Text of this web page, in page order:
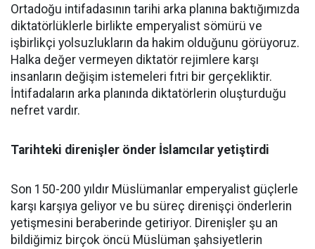
Ortadoğu intifadasının tarihi arka planına baktığımızda
diktatörlüklerle birlikte emperyalist sömürü ve
işbirlikçi yolsuzlukların da hakim olduğunu görüyoruz.
Halka değer vermeyen diktatör rejimlere karşı
insanların değişim istemeleri fıtri bir gerçekliktir.
İntifadaların arka planında diktatörlerin oluşturduğu
nefret vardır.
Tarihteki direnişler önder İslamcılar yetiştirdi
Son 150-200 yıldır Müslümanlar emperyalist güçlerle
karşı karşıya geliyor ve bu süreç direnişçi önderlerin
yetişmesini beraberinde getiriyor. Direnişler şu an
bildiğimiz birçok öncü Müslüman şahsiyetlerin